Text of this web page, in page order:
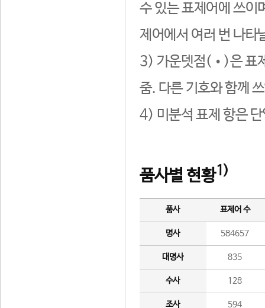
수 있는 표제어에 쓰이
제어에서 여러 번 나타
3) 가운뎃점(•)은 표
줌. 다른 기호와 함께
4) 미분석 표제 항은
품사별 현황1)
품사 표제어 수
명사 584657
대명사 835
수사 128
조사 594